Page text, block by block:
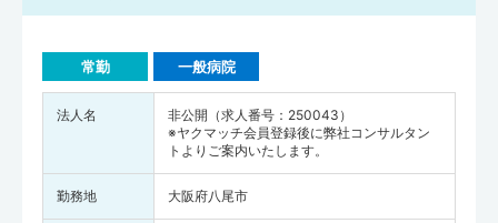
常勤 一般病院
法人名
非公開（求人番号：250043）
※ヤクマッチ会員登録後に弊社コンサルタン
トよりご案内いたします。
勤務地 大阪府八尾市